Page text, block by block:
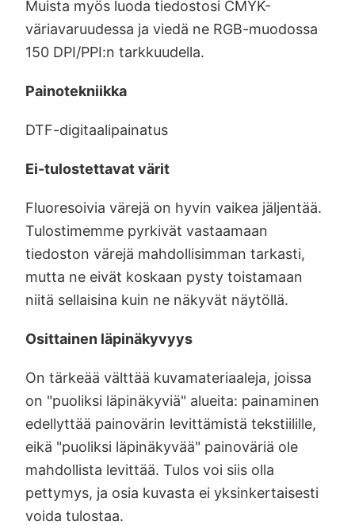
Muista myös luoda tiedostosi CMYK-
väriavaruudessa ja viedä ne RGB-muodossa
150 DPI/PPI:n tarkkuudella.
Painotekniikka
DTF-digitaalipainatus
Ei-tulostettavat värit
Fluoresoivia värejä on hyvin vaikea jäljentää.
Tulostimemme pyrkivät vastaamaan
tiedoston värejä mahdollisimman tarkasti,
mutta ne eivät koskaan pysty toistamaan
niitä sellaisina kuin ne näkyvät näytöllä.
Osittainen läpinäkyvyys
On tärkeää välttää kuvamateriaaleja, joissa
on "puoliksi läpinäkyviä" alueita: painaminen
edellyttää painovärin levittämistä tekstiilille,
eikä "puoliksi läpinäkyvää" painoväriä ole
mahdollista levittää. Tulos voi siis olla
pettymys, ja osia kuvasta ei yksinkertaisesti
voida tulostaa.